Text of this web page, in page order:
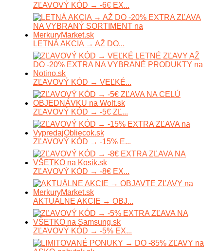
ZĽAVOVÝ KÓD → -6€ EX...
LETNÁ AKCIA → AŽ DO...
ZĽAVOVÝ KÓD → VEĽKÉ...
ZĽAVOVÝ KÓD → -5€ ZĽ...
ZĽAVOVÝ KÓD → -15% E...
ZĽAVOVÝ KÓD → -8€ EX...
AKTUÁLNE AKCIE → OBJ...
ZĽAVOVÝ KÓD → -5% EX...